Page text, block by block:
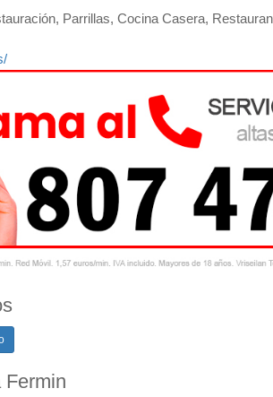
Parrillas, Cocina Casera,
Fermin